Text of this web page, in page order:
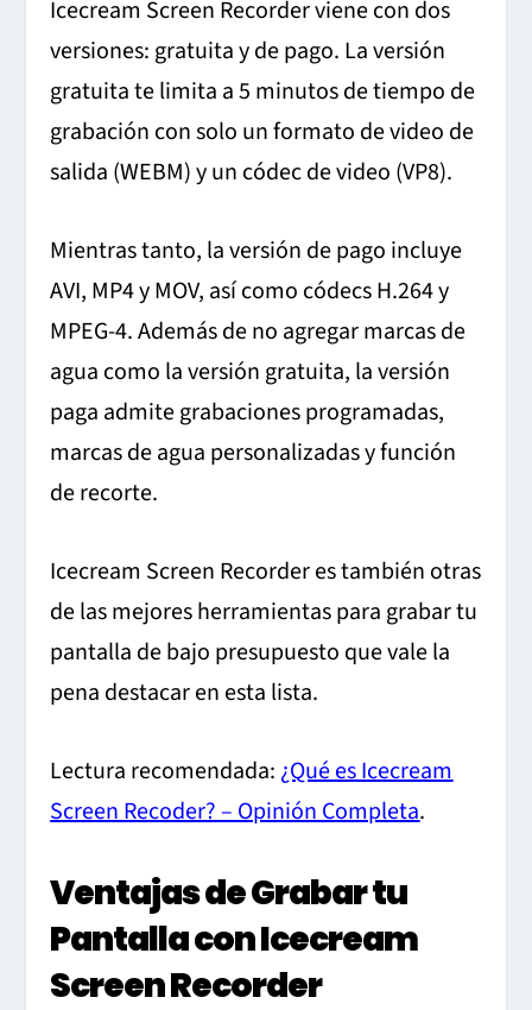
Icecream Screen Recorder viene con dos
versiones: gratuita y de pago. La versión
gratuita te limita a 5 minutos de tiempo de
grabación con solo un formato de video de
salida (WEBM) y un códec de video (VP8).
Mientras tanto, la versión de pago incluye
AVI, MP4 y MOV, así como códecs H.264 y
MPEG-4. Además de no agregar marcas de
agua como la versión gratuita, la versión
paga admite grabaciones programadas,
marcas de agua personalizadas y función
de recorte.
Icecream Screen Recorder es también otras
de las mejores herramientas para grabar tu
pantalla de bajo presupuesto que vale la
pena destacar en esta lista.
Lectura recomendada: ¿Qué es Icecream
Screen Recoder? – Opinión Completa.
Ventajas de Grabar tu
Pantalla con Icecream
Screen Recorder